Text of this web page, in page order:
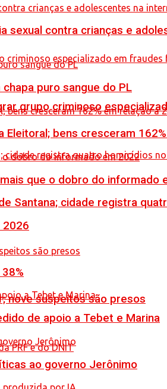
grupo criminoso
Santana; cidade registra
nove suspeitos são presos
sexual contra crianças e
puro sangue do PL
bens cresceram
que o dobro do informado
2026
de apoio a Tebet e Marina
ao governo Jerônimo